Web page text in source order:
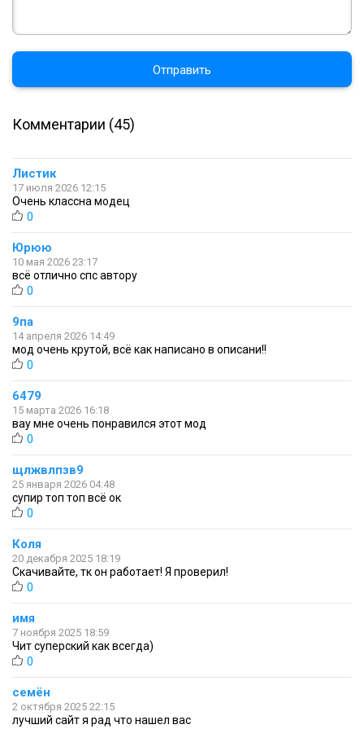
Отправить
Комментарии (45)
Листик
17 июля 2026 12:15
Очень классна модец
0
Юрюю
10 мая 2026 23:17
всё отлично спс автору
0
9па
14 апреля 2026 14:49
мод очень крутой, всё как написано в описани!!
0
6479
15 марта 2026 16:18
вау мне очень понравился этот мод
0
щлжвлпзв9
25 января 2026 04:48
супир топ топ всё ок
0
Коля
20 декабря 2025 18:19
Скачивайте, тк он работает! Я проверил!
0
имя
7 ноября 2025 18:59
Чит суперский как всегда)
0
семён
2 октября 2025 22:15
лучший сайт я рад что нашел вас